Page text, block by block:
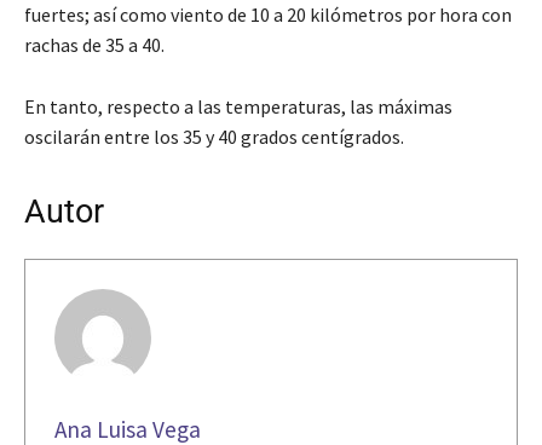
fuertes; así como viento de 10 a 20 kilómetros por hora con
rachas de 35 a 40.
En tanto, respecto a las temperaturas, las máximas
oscilarán entre los 35 y 40 grados centígrados.
Autor
Ana Luisa Vega